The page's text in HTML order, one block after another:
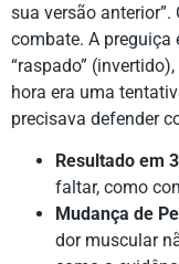
sua versão
combate. A preguiça
“raspado”
hora era uma
precisava defender
Resultado em
faltar, como
Mudança de
dor muscular